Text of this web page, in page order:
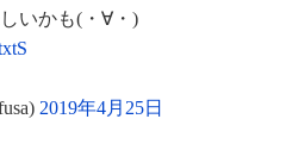
いかも(・∀・)
2019年4月25日